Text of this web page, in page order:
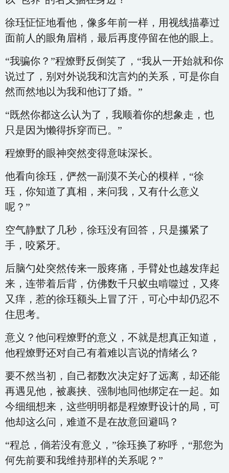
徐珏怔怔地看他，像多年前一样，用视线描摹过
面前人的眼角眉梢，最后再度停留在他的眼上。
“我骗你？”程燎野反倒笑了，“我从一开始就和你
说过了，别对外说我和沈言灼的关系，可是你自
然而然地以为我和他订了婚。”
“既然你都这么认为了，我顺着你的想象走，也
只是因为懒得拆穿而已。”
程燎野的眼神突然变得意味深长。
他看向徐珏，俨然一副漠不关心的模样，“徐
珏，你知道了真相，来问我，又有什么意义
呢？”
空气静默了几秒，徐珏没有回答，只是攥紧了
手，咬紧牙。
后脑勺处突然传来一股疼痛，手臂处也越发痒起
来，连带着后背，仿佛数千只蚁虫啃噬过，又疼
又痒，惹的徐珏额头上冒了汗，可心中却仍忍不
住思考。
意义？他问程燎野的意义，不就是想真正知道，
他程燎野还对自己有着难以言说的情绪么？
要不然当初，自己都数次决定好了远离，却还能
再遇见他，被裹挟、强制地同他绑定在一起。如
今细细想来，这些明明都是程燎野设计的局，可
他却这么问，难道不是在故意回避吗？
“程总，倘若没有意义，”徐珏换了称呼，“那您为
何先前要和我维持那样的关系呢？”